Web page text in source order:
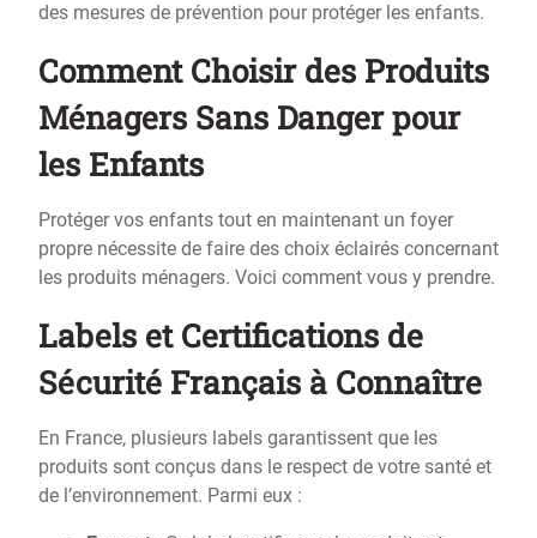
des mesures de prévention pour protéger les enfants.
Comment Choisir des Produits
Ménagers Sans Danger pour
les Enfants
Protéger vos enfants tout en maintenant un foyer
propre nécessite de faire des choix éclairés concernant
les produits ménagers. Voici comment vous y prendre.
Labels et Certifications de
Sécurité Français à Connaître
En France, plusieurs labels garantissent que les
produits sont conçus dans le respect de votre santé et
de l’environnement. Parmi eux :